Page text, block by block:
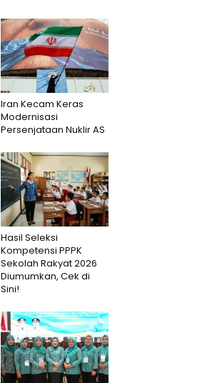
Iran Kecam Keras
Modernisasi
Persenjataan Nuklir AS
Hasil Seleksi
Kompetensi PPPK
Sekolah Rakyat 2026
Diumumkan, Cek di
Sini!